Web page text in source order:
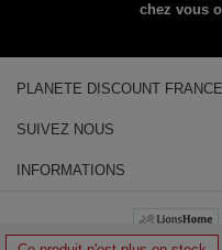
chez vous
PLANETE DISCOUNT FRANCE
SUIVEZ NOUS
INFORMATIONS